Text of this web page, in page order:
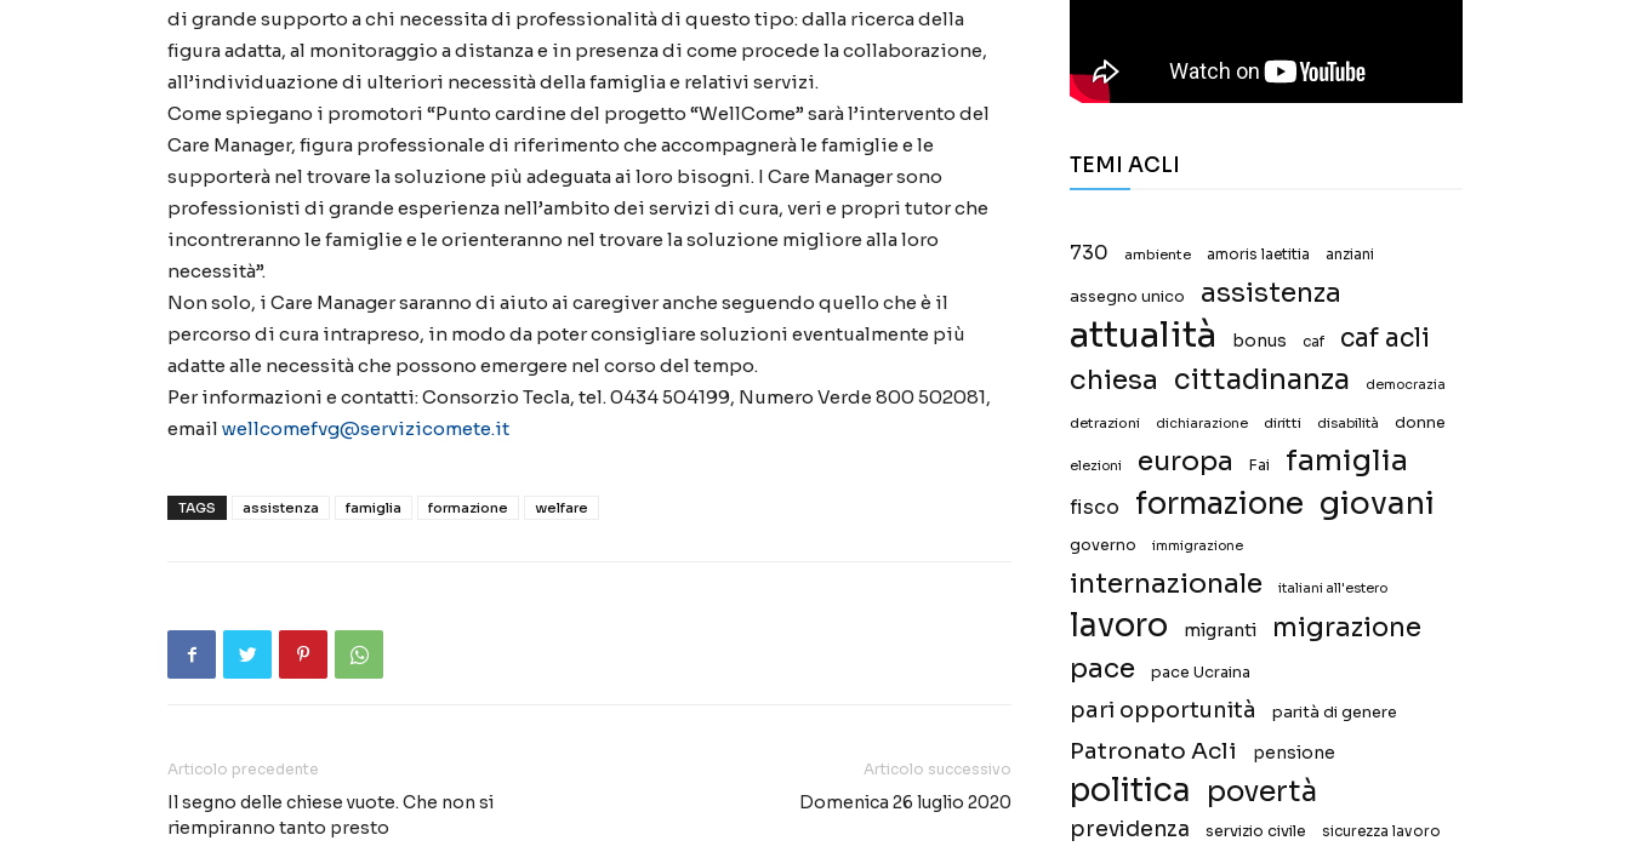
di grande supporto a chi necessita di professionalità di questo tipo: dalla ricerca della
figura adatta, al monitoraggio a distanza e in presenza di come procede la collaborazione,
all’individuazione di ulteriori necessità della famiglia e relativi servizi.
Come spiegano i promotori “Punto cardine del progetto “WellCome” sarà l’intervento del
Care Manager, figura professionale di riferimento che accompagnerà le famiglie e le
supporterà nel trovare la soluzione più adeguata ai loro bisogni. I Care Manager sono
professionisti di grande esperienza nell’ambito dei servizi di cura, veri e propri tutor che
incontreranno le famiglie e le orienteranno nel trovare la soluzione migliore alla loro
necessità”.
Non solo, i Care Manager saranno di aiuto ai caregiver anche seguendo quello che è il
percorso di cura intrapreso, in modo da poter consigliare soluzioni eventualmente più
adatte alle necessità che possono emergere nel corso del tempo.
Per informazioni e contatti: Consorzio Tecla, tel. 0434 504199, Numero Verde 800 502081,
email wellcomefvg@servizicomete.it
TAGS assistenza famiglia formazione welfare
Articolo precedente
Il segno delle chiese vuote. Che non si
riempiranno tanto presto
Articolo successivo
Domenica 26 luglio 2020
TEMI ACLI
730 ambiente amoris laetitia anziani
assegno unico assistenza
attualità bonus caf caf acli
chiesa cittadinanza democrazia
detrazioni dichiarazione diritti disabilità donne
elezioni europa Fai famiglia
fisco formazione giovani
governo immigrazione
internazionale italiani all'estero
lavoro migranti
migrazione
pace
pace Ucraina
pari opportunità parità di genere
Patronato Acli pensione
politica povertà
previdenza servizio civile sicurezza lavoro